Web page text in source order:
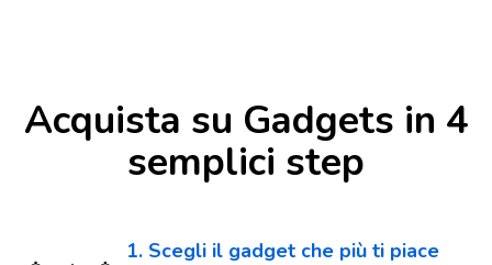
Acquista su Gadgets in 4
semplici step
1. Scegli il gadget che più ti piace